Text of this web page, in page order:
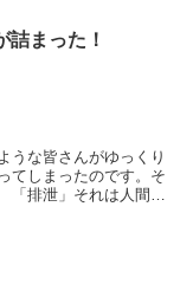
詰まった！
うな皆さんがゆっくり
てしまったのです。そ
排泄」それは人間が